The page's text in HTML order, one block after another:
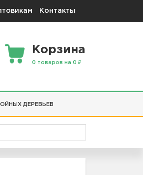
Контакты
Корзина
0 товаров на 0 ₽
ДЕРЕВЬЕВ